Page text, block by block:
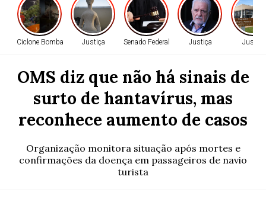
Ciclone Bomba Justiça Senado Federal Justiça Justiça
OMS diz que não há sinais de
surto de hantavírus, mas
reconhece aumento de casos
Organização monitora situação após mortes e
confirmações da doença em passageiros de navio
turista